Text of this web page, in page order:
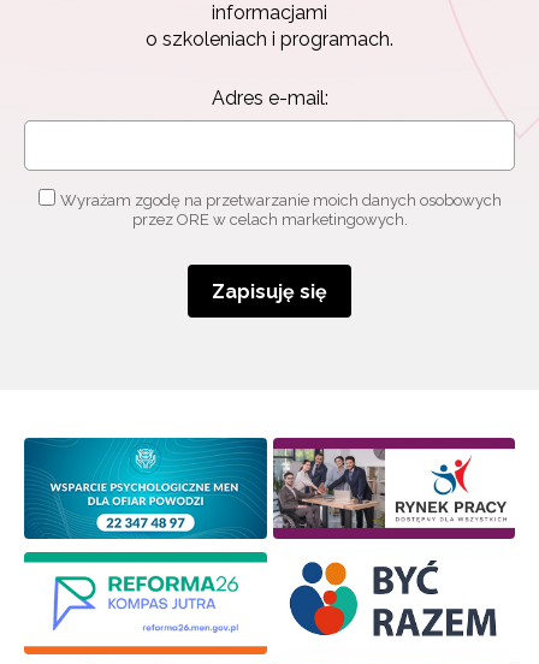
informacjami
o szkoleniach i programach.
Adres e-mail:
Wyrażam zgodę na przetwarzanie moich danych osobowych
przez ORE w celach marketingowych.
Zapisuję się
Newsletter ORE
Zapisz się i bądź na bieżąco z najnowszymi
informacjami
o szkoleniach i programach.
Adres e-mail: